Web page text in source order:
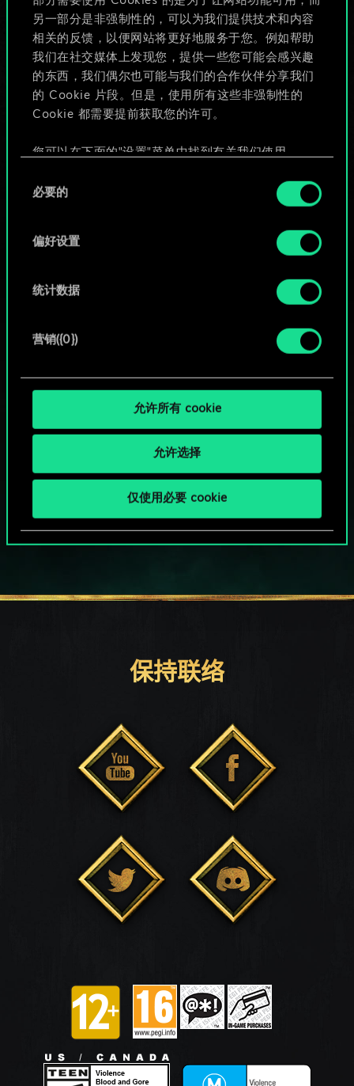
另一部分是非强制性的，可以为我们提供技术和内容
相关的反馈，以便网站将更好地服务于您。例如帮助
我们在社交媒体上发现您，提供一些您可能会感兴趣
的东西，我们偶尔也可能与我们的合作伙伴分享我们
的 Cookie 片段。但是，使用所有这些非强制性的
Cookie 都需要提前获取您的许可。
您可以在下面的"设置"菜单中找到有关我们使用
好。一旦您了解了其中的内容并准备好继续，请点
必要的
偏好设置
统计数据
营销({0})
允许所有 cookie
允许选择
仅使用必要 cookie
给牌组命名并撰写攻略
编辑牌组
或
浏览社区牌组
HOW ABOUT A ROUND OF GWENT?
PC端免费下载游玩
保持联络